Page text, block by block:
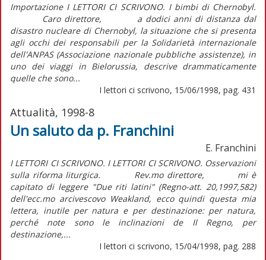
Importazione I LETTORI CI SCRIVONO. I bimbi di Chernobyl.
Caro direttore, a dodici anni di distanza dal
disastro nucleare di Chernobyl, la situazione che si presenta
agli occhi dei responsabili per la Solidarietà internazionale
dell'ANPAS (Associazione nazionale pubbliche assistenze), in
uno dei viaggi in Bielorussia, descrive drammaticamente
quelle che sono...
I lettori ci scrivono, 15/06/1998, pag. 431
Attualità, 1998-8
Un saluto da p. Franchini
E. Franchini
I LETTORI CI SCRIVONO. I LETTORI CI SCRIVONO. Osservazioni
sulla riforma liturgica. Rev.mo direttore, mi è
capitato di leggere "Due riti latini" (Regno-att. 20,1997,582)
dell'ecc.mo arcivescovo Weakland, ecco quindi questa mia
lettera, inutile per natura e per destinazione: per natura,
perché note sono le inclinazioni de Il Regno, per
destinazione,...
I lettori ci scrivono, 15/04/1998, pag. 288